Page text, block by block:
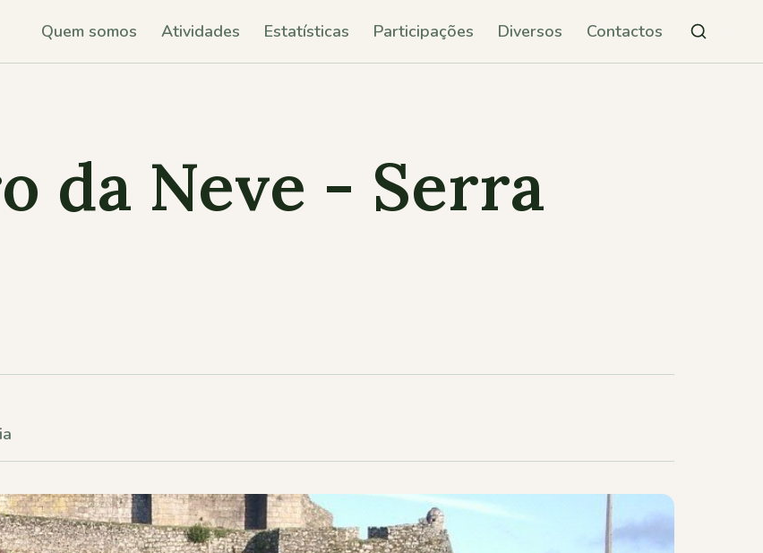
Quem somos Atividades Estatísticas Participações Diversos Contactos
da Neve - Serra